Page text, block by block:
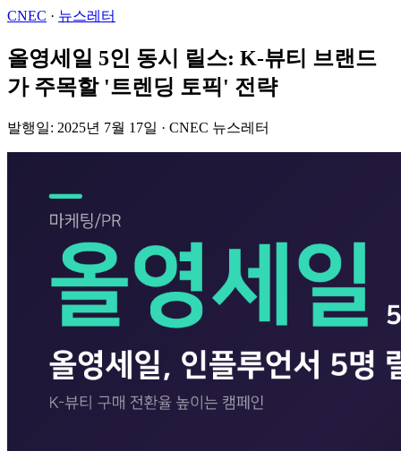
CNEC · 뉴스레터
올영세일 5인 동시 릴스: K-뷰티 브랜드
가 주목할 '트렌딩 토픽' 전략
발행일: 2025년 7월 17일 · CNEC 뉴스레터